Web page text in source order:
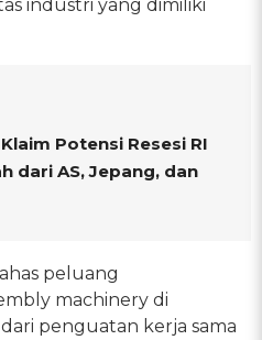
industri yang dimiliki
Potensi Resesi RI
dari AS, Jepang, dan
peluang
machinery di
penguatan kerja sama